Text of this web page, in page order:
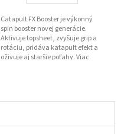
Catapult FX Booster je výkonný
spin booster novej generácie.
Aktivuje topsheet, zvyšuje grip a
rotáciu, pridáva katapult efekt a
oživuje aj staršie poťahy. Viac